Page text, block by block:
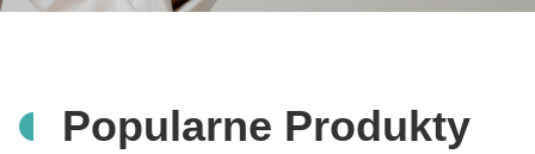
Popularne Produkty